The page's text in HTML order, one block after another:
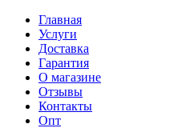
Главная
Услуги
Доставка
Гарантия
О магазине
Отзывы
Контакты
Опт